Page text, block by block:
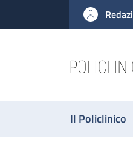
al contenuto principale
to footer content
Il Policlinico